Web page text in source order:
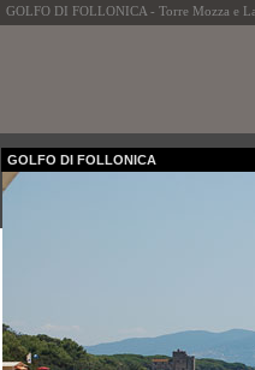
GOLFO DI FOLLONICA - Torre Mozza e
GOLFO DI FOLLONICA